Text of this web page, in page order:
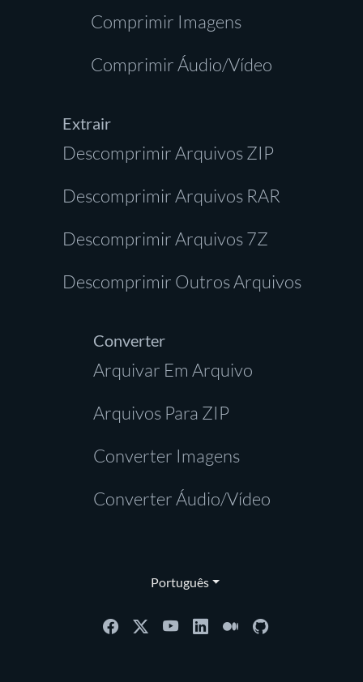
Comprimir Imagens
Comprimir Áudio/Vídeo
Extrair
Descomprimir Arquivos ZIP
Descomprimir Arquivos RAR
Descomprimir Arquivos 7Z
Descomprimir Outros Arquivos
Converter
Arquivar Em Arquivo
Arquivos Para ZIP
Converter Imagens
Converter Áudio/Vídeo
Português